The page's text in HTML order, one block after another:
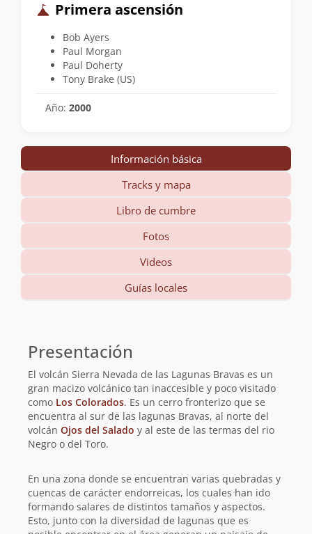
Primera ascensión
Bob Ayers
Paul Morgan
Paul Doherty
Tony Brake (US)
Año: 2000
Información básica
Tracks y mapa
Libro de cumbre
Fotos
Videos
Guías locales
básica
Presentación
El volcán Sierra Nevada de las Lagunas Bravas es un
gran macizo volcánico tan inaccesible y poco visitado
como Los Colorados. Es un cerro fronterizo que se
encuentra al sur de las lagunas Bravas, al norte del
volcán Ojos del Salado y al este de las termas del rio
Negro o del Toro.
En una zona donde se encuentran varias quebradas y
cuencas de carácter endorreicas, los cuales han ido
formando salares de distintos tamaños y aspectos.
Esto, junto con la diversidad de lagunas que es